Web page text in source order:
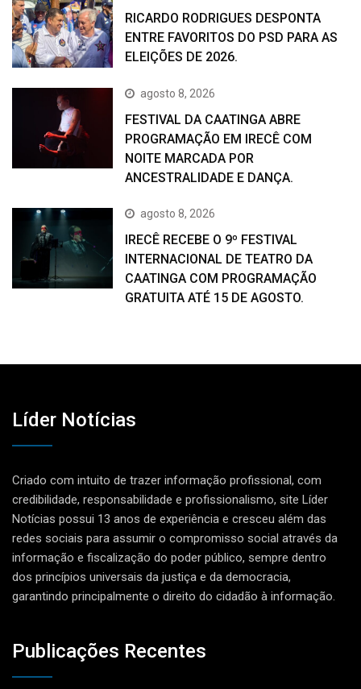
RICARDO RODRIGUES DESPONTA
ENTRE FAVORITOS DO PSD PARA AS
ELEIÇÕES DE 2026.
agosto 8, 2026
FESTIVAL DA CAATINGA ABRE
PROGRAMAÇÃO EM IRECÊ COM
NOITE MARCADA POR
ANCESTRALIDADE E DANÇA.
agosto 8, 2026
IRECÊ RECEBE O 9º FESTIVAL
INTERNACIONAL DE TEATRO DA
CAATINGA COM PROGRAMAÇÃO
GRATUITA ATÉ 15 DE AGOSTO.
Líder Notícias
Criado com intuito de trazer informação profissional, com
credibilidade, responsabilidade e profissionalismo, site Líder
Notícias possui 13 anos de experiência e cresceu além das
redes sociais para assumir o compromisso social através da
informação e fiscalização do poder público, sempre dentro
dos princípios universais da justiça e da democracia,
garantindo principalmente o direito do cidadão à informação.
Publicações Recentes